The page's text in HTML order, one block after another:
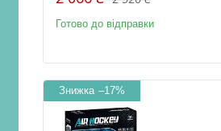
Готово до відправки
–17%